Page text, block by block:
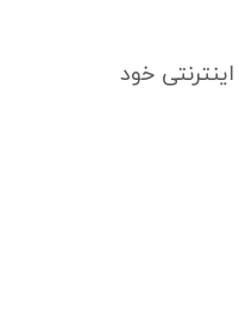
خود